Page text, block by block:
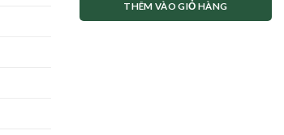
THÊM VÀO GIỎ HÀNG